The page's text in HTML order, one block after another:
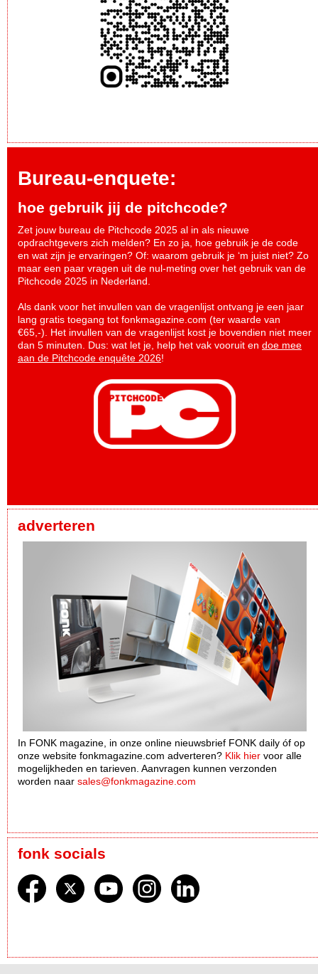
Bureau-enquete:
hoe gebruik jij de pitchcode?
Zet jouw bureau de Pitchcode 2025 al in als nieuwe
opdrachtgevers zich melden? En zo ja, hoe gebruik je de code
en wat zijn je ervaringen? Of: waarom gebruik je ‘m juist niet? Zo
maar een paar vragen uit de nul-meting over het gebruik van de
Pitchcode 2025 in Nederland.
Als dank voor het invullen van de vragenlijst ontvang je een jaar
lang gratis toegang tot fonkmagazine.com (ter waarde van
€65,-). Het invullen van de vragenlijst kost je bovendien niet meer
dan 5 minuten. Dus: wat let je, help het vak vooruit en doe mee
aan de Pitchcode enquête 2026!
adverteren
In FONK magazine, in onze online nieuwsbrief FONK daily óf op
onze website fonkmagazine.com adverteren? Klik hier voor alle
mogelijkheden en tarieven. Aanvragen kunnen verzonden
worden naar sales@fonkmagazine.com
fonk socials